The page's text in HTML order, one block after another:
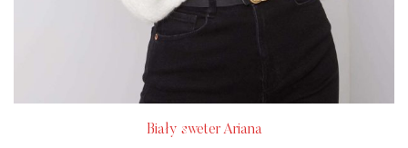
Biały sweter Ariana